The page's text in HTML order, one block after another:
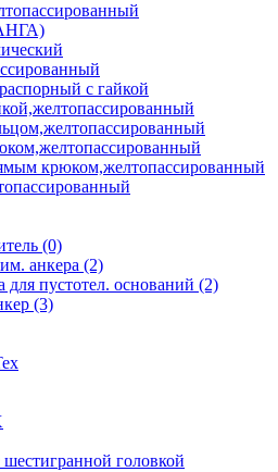
с гайкой
крюком,желтопассированный
(0)
анкера (2)
для пустотел. оснований (2)
(3)
головкой